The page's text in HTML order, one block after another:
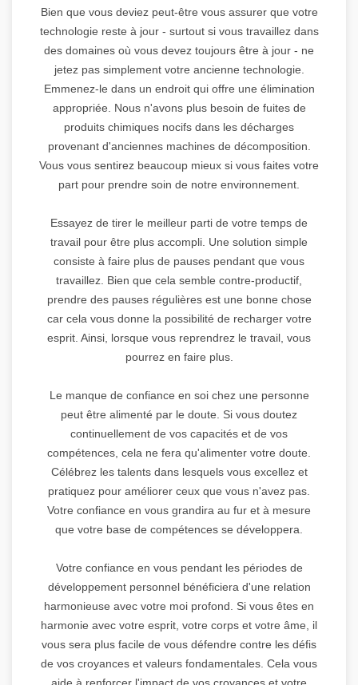
Bien que vous deviez peut-être vous assurer que votre
technologie reste à jour - surtout si vous travaillez dans
des domaines où vous devez toujours être à jour - ne
jetez pas simplement votre ancienne technologie.
Emmenez-le dans un endroit qui offre une élimination
appropriée. Nous n'avons plus besoin de fuites de
produits chimiques nocifs dans les décharges
provenant d'anciennes machines de décomposition.
Vous vous sentirez beaucoup mieux si vous faites votre
part pour prendre soin de notre environnement.
Essayez de tirer le meilleur parti de votre temps de
travail pour être plus accompli. Une solution simple
consiste à faire plus de pauses pendant que vous
travaillez. Bien que cela semble contre-productif,
prendre des pauses régulières est une bonne chose
car cela vous donne la possibilité de recharger votre
esprit. Ainsi, lorsque vous reprendrez le travail, vous
pourrez en faire plus.
Le manque de confiance en soi chez une personne
peut être alimenté par le doute. Si vous doutez
continuellement de vos capacités et de vos
compétences, cela ne fera qu'alimenter votre doute.
Célébrez les talents dans lesquels vous excellez et
pratiquez pour améliorer ceux que vous n'avez pas.
Votre confiance en vous grandira au fur et à mesure
que votre base de compétences se développera.
Votre confiance en vous pendant les périodes de
développement personnel bénéficiera d'une relation
harmonieuse avec votre moi profond. Si vous êtes en
harmonie avec votre esprit, votre corps et votre âme, il
vous sera plus facile de vous défendre contre les défis
de vos croyances et valeurs fondamentales. Cela vous
aide à renforcer l'impact de vos croyances et votre